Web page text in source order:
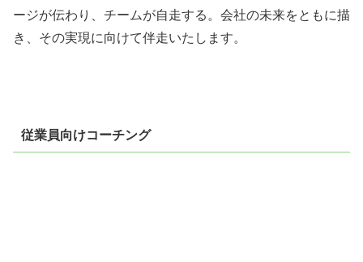
ージが伝わり、チームが自走する。会社の未来をともに描
き、その実現に向けて伴走いたします。
従業員向けコーチング